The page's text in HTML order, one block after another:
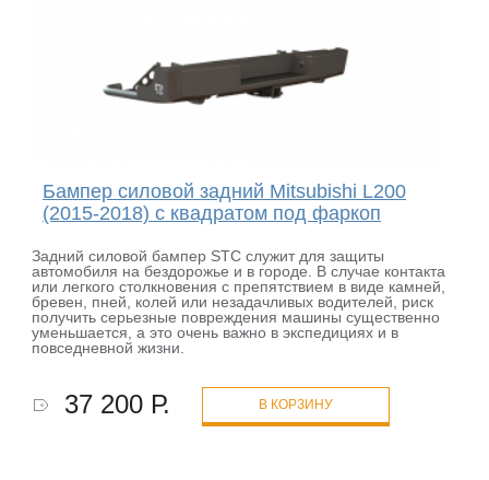
Бампер силовой задний Mitsubishi L200
(2015-2018) с квадратом под фаркоп
Задний силовой бампер STC служит для защиты
автомобиля на бездорожье и в городе. В случае контакта
или легкого столкновения с препятствием в виде камней,
бревен, пней, колей или незадачливых водителей, риск
получить серьезные повреждения машины существенно
уменьшается, а это очень важно в экспедициях и в
повседневной жизни.
37 200 Р. В КОРЗИНУ